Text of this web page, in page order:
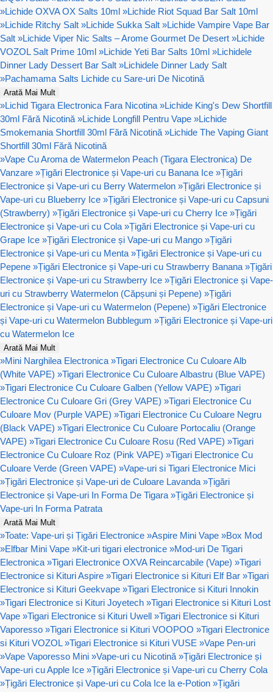
»Lichide OXVA OX Salts 10ml »Lichide Riot Squad Bar Salt 10ml
»Lichide Ritchy Salt »Lichide Sukka Salt »Lichide Vampire Vape Bar
Salt »Lichide Viper Nic Salts – Arome Gourmet De Desert »Lichide
VOZOL Salt Prime 10ml »Lichide Yeti Bar Salts 10ml »Lichidele
Dinner Lady Dessert Bar Salt »Lichidele Dinner Lady Salt
»Pachamama Salts Lichide cu Sare-uri De Nicotină
Arată Mai Mult
»Lichid Tigara Electronica Fara Nicotina »Lichide King's Dew Shortfill
30ml Fără Nicotină »Lichide Longfill Pentru Vape »Lichide
Smokemania Shortfill 30ml Fără Nicotină »Lichide The Vaping Giant
Shortfill 30ml Fără Nicotină
»Vape Cu Aroma de Watermelon Peach (Tigara Electronica) De
Vanzare »Țigări Electronice și Vape-uri cu Banana Ice »Țigări
Electronice și Vape-uri cu Berry Watermelon »Țigări Electronice și
Vape-uri cu Blueberry Ice »Țigări Electronice și Vape-uri cu Capsuni
(Strawberry) »Țigări Electronice și Vape-uri cu Cherry Ice »Țigări
Electronice și Vape-uri cu Cola »Țigări Electronice și Vape-uri cu
Grape Ice »Țigări Electronice și Vape-uri cu Mango »Țigări
Electronice și Vape-uri cu Menta »Țigări Electronice și Vape-uri cu
Pepene »Țigări Electronice și Vape-uri cu Strawberry Banana »Țigări
Electronice și Vape-uri cu Strawberry Ice »Țigări Electronice și Vape-
uri cu Strawberry Watermelon (Căpșuni și Pepene) »Țigări
Electronice și Vape-uri cu Watermelon (Pepene) »Țigări Electronice
și Vape-uri cu Watermelon Bubblegum »Țigări Electronice și Vape-uri
cu Watermelon Ice
Arată Mai Mult
»Mini Narghilea Electronica »Tigari Electronice Cu Culoare Alb
(White VAPE) »Tigari Electronice Cu Culoare Albastru (Blue VAPE)
»Tigari Electronice Cu Culoare Galben (Yellow VAPE) »Tigari
Electronice Cu Culoare Gri (Grey VAPE) »Tigari Electronice Cu
Culoare Mov (Purple VAPE) »Tigari Electronice Cu Culoare Negru
(Black VAPE) »Tigari Electronice Cu Culoare Portocaliu (Orange
VAPE) »Tigari Electronice Cu Culoare Rosu (Red VAPE) »Tigari
Electronice Cu Culoare Roz (Pink VAPE) »Tigari Electronice Cu
Culoare Verde (Green VAPE) »Vape-uri si Tigari Electronice Mici
»Țigări Electronice și Vape-uri de Culoare Lavanda »Țigări
Electronice și Vape-uri In Forma De Tigara »Țigări Electronice și
Vape-uri In Forma Patrata
Arată Mai Mult
»Toate: Vape-uri și Țigări Electronice »Aspire Mini Vape »Box Mod
»Elfbar Mini Vape »Kit-uri tigari electronice »Mod-uri De Tigari
Electronica »Tigari Electronice OXVA Reincarcabile (Vape) »Tigari
Electronice si Kituri Aspire »Tigari Electronice si Kituri Elf Bar »Tigari
Electronice si Kituri Geekvape »Tigari Electronice si Kituri Innokin
»Tigari Electronice si Kituri Joyetech »Tigari Electronice si Kituri Lost
Vape »Tigari Electronice si Kituri Uwell »Tigari Electronice si Kituri
Vaporesso »Tigari Electronice si Kituri VOOPOO »Tigari Electronice
si Kituri VOZOL »Tigari Electronice si Kituri VUSE »Vape Pen-uri
»Vape Vaporesso Mini »Vape-uri cu Nicotină »Țigări Electronice și
Vape-uri cu Apple Ice »Țigări Electronice și Vape-uri cu Cherry Cola
»Țigări Electronice și Vape-uri cu Cola Ice la e-Potion »Țigări